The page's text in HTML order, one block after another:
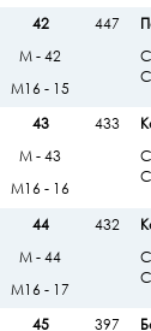
42
447
М - 42
М16 - 15
43
433
М - 43
М16 - 16
44
432
М - 44
М16 - 17
45
397